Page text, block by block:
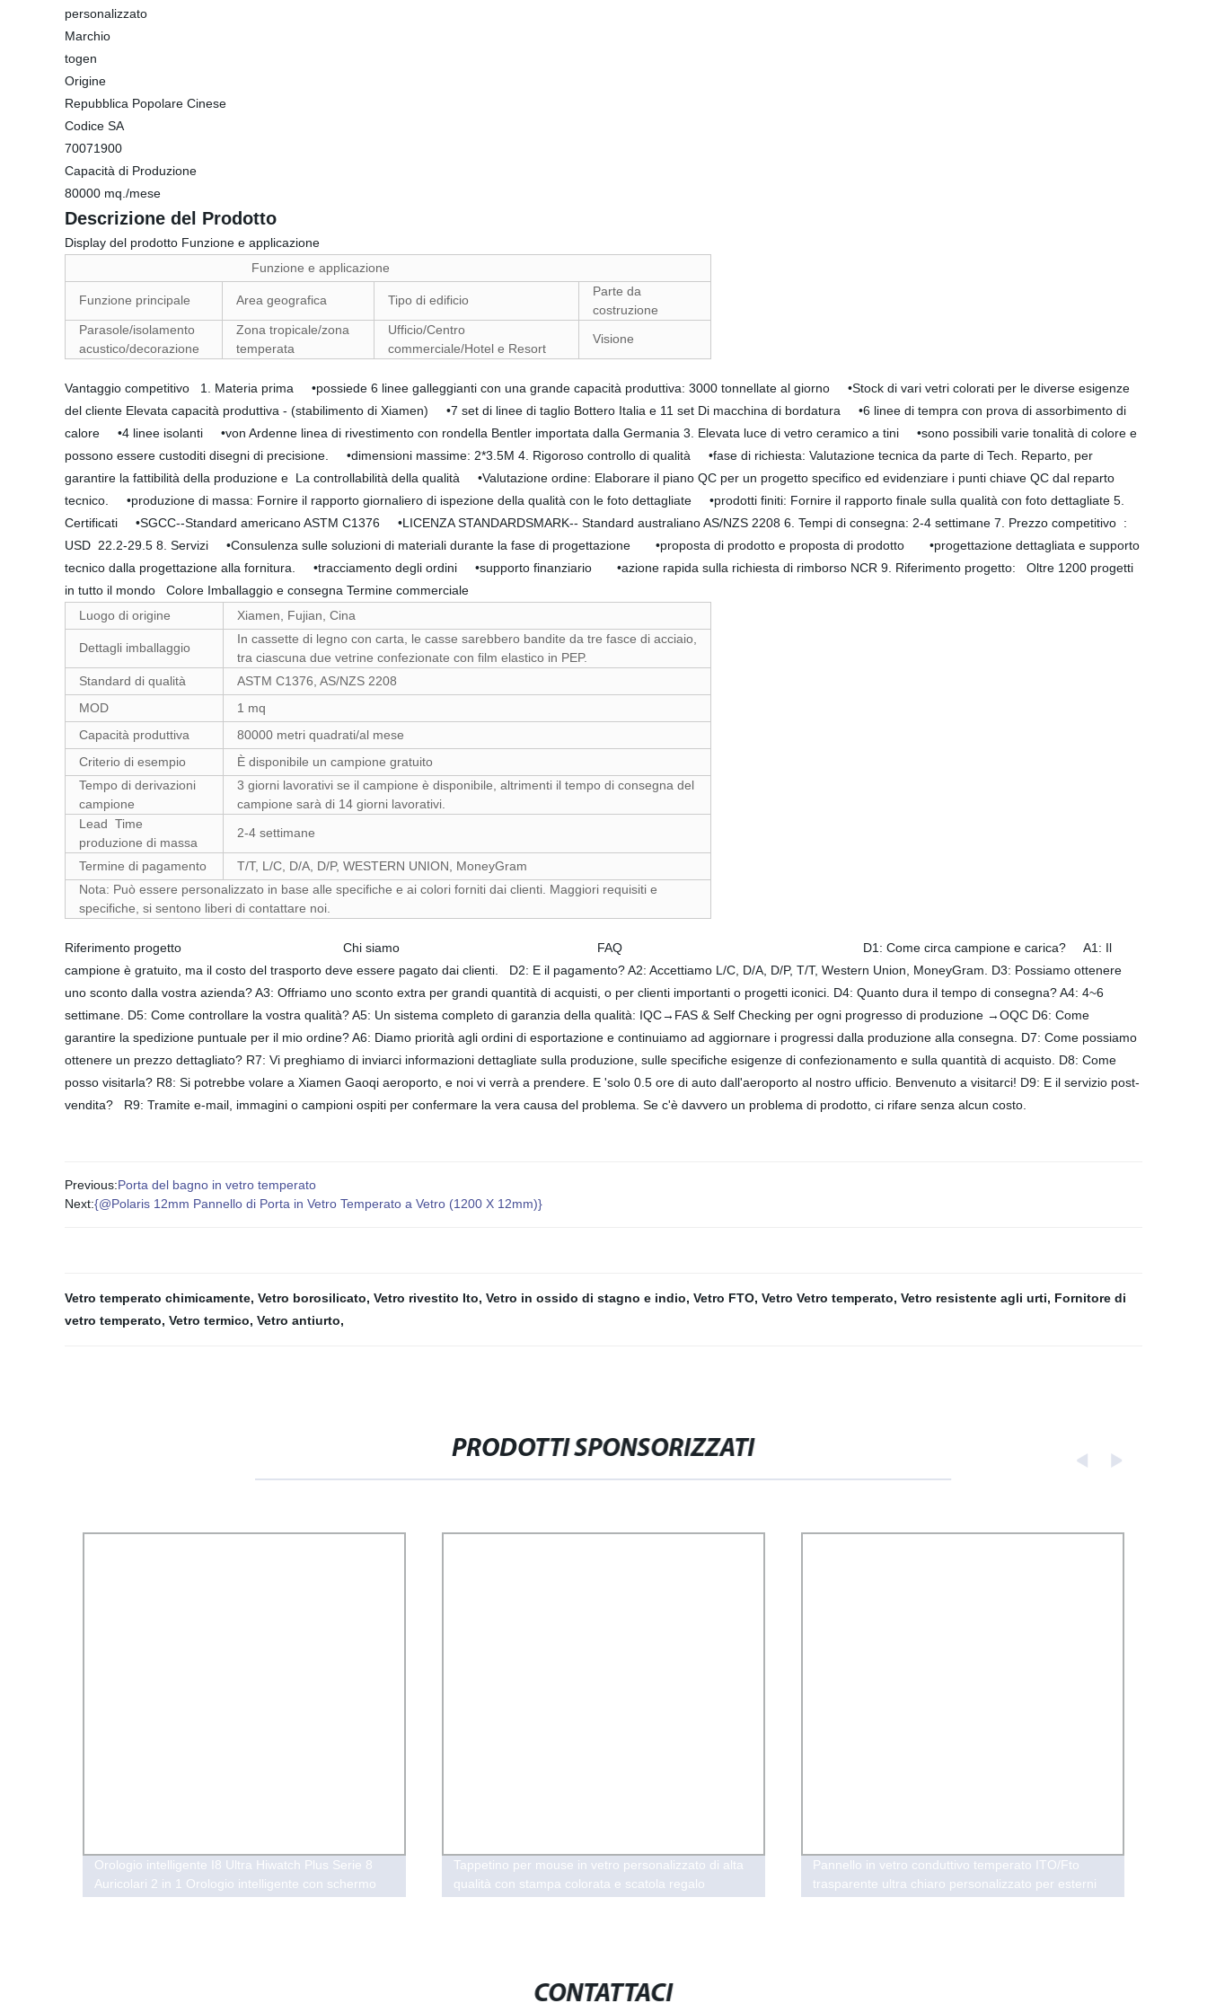
personalizzato
Marchio
togen
Origine
Repubblica Popolare Cinese
Codice SA
70071900
Capacità di Produzione
80000 mq./mese
Descrizione del Prodotto
Display del prodotto Funzione e applicazione
Funzione e applicazione
Funzione principale Area geografica Tipo di edificio
Parte da
costruzione
Parasole/isolamento
acustico/decorazione
Zona tropicale/zona
temperata
Ufficio/Centro
commerciale/Hotel e Resort
Visione
Vantaggio competitivo 1. Materia prima •possiede 6 linee galleggianti con una grande capacità produttiva: 3000 tonnellate al giorno •Stock di vari vetri colorati per le diverse esigenze
del cliente Elevata capacità produttiva - (stabilimento di Xiamen) •7 set di linee di taglio Bottero Italia e 11 set Di macchina di bordatura •6 linee di tempra con prova di assorbimento di
calore •4 linee isolanti •von Ardenne linea di rivestimento con rondella Bentler importata dalla Germania 3. Elevata luce di vetro ceramico a tini •sono possibili varie tonalità di colore e
possono essere custoditi disegni di precisione. •dimensioni massime: 2*3.5M 4. Rigoroso controllo di qualità •fase di richiesta: Valutazione tecnica da parte di Tech. Reparto, per
garantire la fattibilità della produzione e La controllabilità della qualità •Valutazione ordine: Elaborare il piano QC per un progetto specifico ed evidenziare i punti chiave QC dal reparto
tecnico. •produzione di massa: Fornire il rapporto giornaliero di ispezione della qualità con le foto dettagliate •prodotti finiti: Fornire il rapporto finale sulla qualità con foto dettagliate 5.
Certificati •SGCC--Standard americano ASTM C1376 •LICENZA STANDARDSMARK-- Standard australiano AS/NZS 2208 6. Tempi di consegna: 2-4 settimane 7. Prezzo competitivo :
USD 22.2-29.5 8. Servizi •Consulenza sulle soluzioni di materiali durante la fase di progettazione •proposta di prodotto e proposta di prodotto •progettazione dettagliata e supporto
tecnico dalla progettazione alla fornitura. •tracciamento degli ordini •supporto finanziario •azione rapida sulla richiesta di rimborso NCR 9. Riferimento progetto: Oltre 1200 progetti
in tutto il mondo Colore Imballaggio e consegna Termine commerciale
Luogo di origine
Xiamen, Fujian, Cina
Dettagli imballaggio
In cassette di legno con carta, le casse sarebbero bandite da tre fasce di acciaio,
tra ciascuna due vetrine confezionate con film elastico in PEP.
Standard di qualità
ASTM C1376, AS/NZS 2208
MOD
1 mq
Capacità produttiva
80000 metri quadrati/al mese
Criterio di esempio
È disponibile un campione gratuito
Tempo di derivazioni
campione
3 giorni lavorativi se il campione è disponibile, altrimenti il tempo di consegna del
campione sarà di 14 giorni lavorativi.
Lead Time
produzione di massa
2-4 settimane
Termine di pagamento
T/T, L/C, D/A, D/P, WESTERN UNION, MoneyGram
Nota: Può essere personalizzato in base alle specifiche e ai colori forniti dai clienti. Maggiori requisiti e
specifiche, si sentono liberi di contattare noi.
Riferimento progetto Chi siamo FAQ D1: Come circa campione e carica? A1: Il
campione è gratuito, ma il costo del trasporto deve essere pagato dai clienti. D2: E il pagamento? A2: Accettiamo L/C, D/A, D/P, T/T, Western Union, MoneyGram. D3: Possiamo ottenere
uno sconto dalla vostra azienda? A3: Offriamo uno sconto extra per grandi quantità di acquisti, o per clienti importanti o progetti iconici. D4: Quanto dura il tempo di consegna? A4: 4~6
settimane. D5: Come controllare la vostra qualità? A5: Un sistema completo di garanzia della qualità: IQC→FAS & Self Checking per ogni progresso di produzione →OQC D6: Come
garantire la spedizione puntuale per il mio ordine? A6: Diamo priorità agli ordini di esportazione e continuiamo ad aggiornare i progressi dalla produzione alla consegna. D7: Come possiamo
ottenere un prezzo dettagliato? R7: Vi preghiamo di inviarci informazioni dettagliate sulla produzione, sulle specifiche esigenze di confezionamento e sulla quantità di acquisto. D8: Come
posso visitarla? R8: Si potrebbe volare a Xiamen Gaoqi aeroporto, e noi vi verrà a prendere. E 'solo 0.5 ore di auto dall'aeroporto al nostro ufficio. Benvenuto a visitarci! D9: E il servizio post-
vendita? R9: Tramite e-mail, immagini o campioni ospiti per confermare la vera causa del problema. Se c'è davvero un problema di prodotto, ci rifare senza alcun costo.
Previous:Porta del bagno in vetro temperato
Next:{@Polaris 12mm Pannello di Porta in Vetro Temperato a Vetro (1200 X 12mm)}
Vetro temperato chimicamente, Vetro borosilicato, Vetro rivestito Ito, Vetro in ossido di stagno e indio, Vetro FTO, Vetro Vetro temperato, Vetro resistente agli urti, Fornitore di
vetro temperato, Vetro termico, Vetro antiurto,
PRODOTTI SPONSORIZZATI
Orologio intelligente I8 Ultra Hiwatch Plus Serie 8
Auricolari 2 in 1 Orologio intelligente con schermo
Tappetino per mouse in vetro personalizzato di alta
qualità con stampa colorata e scatola regalo
Pannello in vetro conduttivo temperato ITO/Fto
trasparente ultra chiaro personalizzato per esterni
CONTATTACI